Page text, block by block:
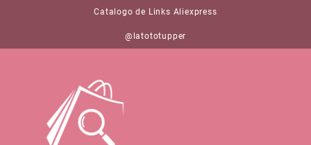
Catalogo de Links Aliexpress
@latototupper